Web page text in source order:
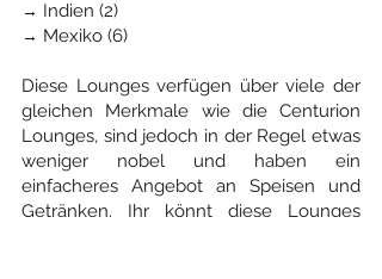
→ Indien (2)
→ Mexiko (6)
Diese Lounges verfügen über viele der
gleichen Merkmale wie die Centurion
Lounges, sind jedoch in der Regel etwas
weniger nobel und haben ein
einfacheres Angebot an Speisen und
Getränken. Ihr könnt diese Lounges